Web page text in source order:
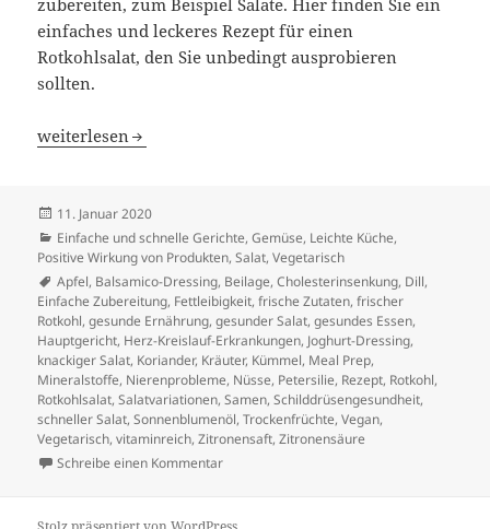
einfaches und leckeres Rezept für einen
Rotkohlsalat, den Sie unbedingt ausprobieren
sollten.
Rotkohlsalat: Ein gesundes und leckeres Rezept
weiterlesen
Veröffentlicht
am
11. Januar 2020
Kategorien
Einfache und schnelle Gerichte,Gemüse, Leichte Küche,
Positive Wirkung von Produkten,Salat,Vegetarisch
Schlagwörter
Apfel, Balsamico-Dressing, Beilage,Cholesterinsenkung, Dill,
Einfache Zubereitung, Fettleibigkeit,frische Zutaten,frischer
Rotkohl,gesunde Ernährung,gesunder Salat,gesundes Essen,
Hauptgericht, Herz-Kreislauf-Erkrankungen, Joghurt-Dressing,
knackiger Salat, Koriander, Kräuter, Kümmel, Meal Prep,
Mineralstoffe, Nierenprobleme, Nüsse, Petersilie, Rezept, Rotkohl,
Rotkohlsalat,Salatvariationen,Samen,Schilddrüsengesundheit,
schneller Salat,Sonnenblumenöl,Trockenfrüchte,Vegan,
Vegetarisch,vitaminreich,Zitronensaft,Zitronensäure
Schreibe einen Kommentarzu Rotkohlsalat: Ein gesundes und leckeres